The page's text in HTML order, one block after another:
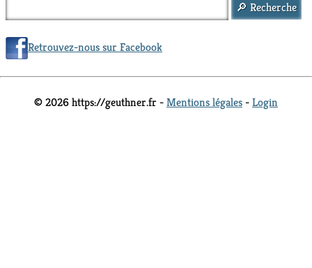
Retrouvez-nous sur Facebook
© 2026 https://geuthner.fr -Mentions légales -Login